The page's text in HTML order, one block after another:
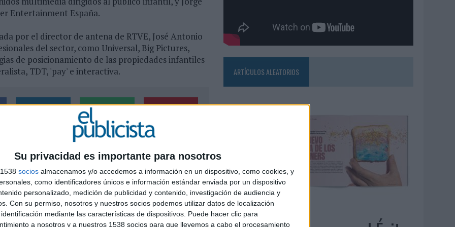
Su privacidad es importante para nosotros
socios almacenamos y/o accedemos a información en un dispositivo, como cookies, y
como identificadores únicos e información estándar enviada por un dispositivo
personalizado, medición de publicidad y contenido, investigación de audiencia y
Con su permiso, nosotros y nuestros socios podemos utilizar datos de localización
mediante las características de dispositivos. Puede hacer clic para
a nosotros y a nuestros 1538 socios para que llevemos a cabo el procesamiento
OPORTUNIDAD DE INCLUSIÓN
Entertainment España.
por el director de antena de RTVE, José Antonio
del sector, como Universal, Big Pictures,
de posicionamiento de las propiedades infantiles
TDT, 'pay' e interactiva.
SHARE ENVIAR PIN
ARTÍCULOS ALEATORIOS
04/08/2026